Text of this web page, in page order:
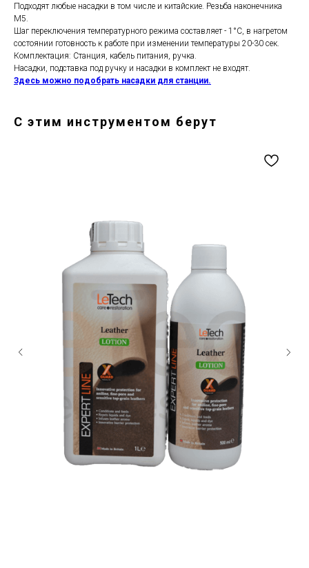
Подходят любые насадки в том числе и китайские. Резьба наконечника
М5.
Шаг переключения температурного режима составляет - 1°С, в нагретом
состоянии готовность к работе при изменении температуры 20-30 сек.
Комплектация: Станция, кабель питания, ручка.
Насадки, подставка под ручку и насадки в комплект не входят.
Здесь можно подобрать насадки для станции.
С этим инструментом берут